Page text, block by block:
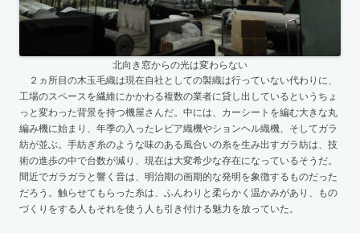
北向き窓からの光は変わらない
２ヵ所目の木玉毛織は現在自社としての製織は行っていない代わりに、
工場のスペースを繊維にかかわる複数の業者に貸し出しているというちょ
っと変わった背景を持つ機屋さんだ。中には、カーシートを編む大きな丸
編み機に始まり、年季の入ったレピア織機やションヘル織機、そしてガラ
紡が並ぶ。手紡ぎ糸のような味のある風合いの糸を生み出すガラ紡は、技
術の進歩の中で台数が減り、現在は大変希少な存在になっているそうだ。
間近でガラガラと響く音は、明治期の画期的な発明を象徴するものだった
だろう。触らせてもらった糸は、ふんわりと柔らかく温かみがあり、もの
づくりをする人もそれを使う人も引き付ける魅力を放っていた。